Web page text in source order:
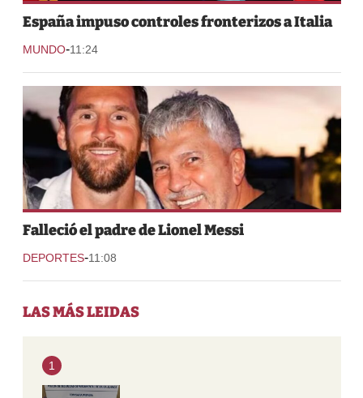
España impuso controles fronterizos a Italia
MUNDO-11:24
Falleció el padre de Lionel Messi
DEPORTES-11:08
LAS MÁS LEIDAS
1